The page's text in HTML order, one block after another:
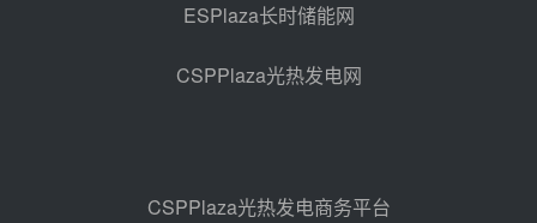
350MW光热大基地建设提速！哈
锅中标格尔木项目蒸汽发生系统
昨天 08-04 09:54
昨天 08-04 09:27
ESPlaza长时储能网
CSPPlaza光热发电网
CSPPlaza光热发电商务平台